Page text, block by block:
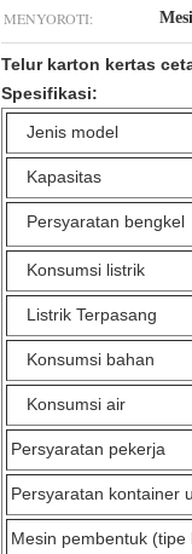
MENYOROTI:
Telur karton kertas
Spesifikasi:
Jenis model
Kapasitas
Persyaratan bengkel
Konsumsi listrik
Listrik Terpasang
Konsumsi bahan
Konsumsi air
Persyaratan pekerja
Persyaratan kontainer
Mesin pembentuk (tipe